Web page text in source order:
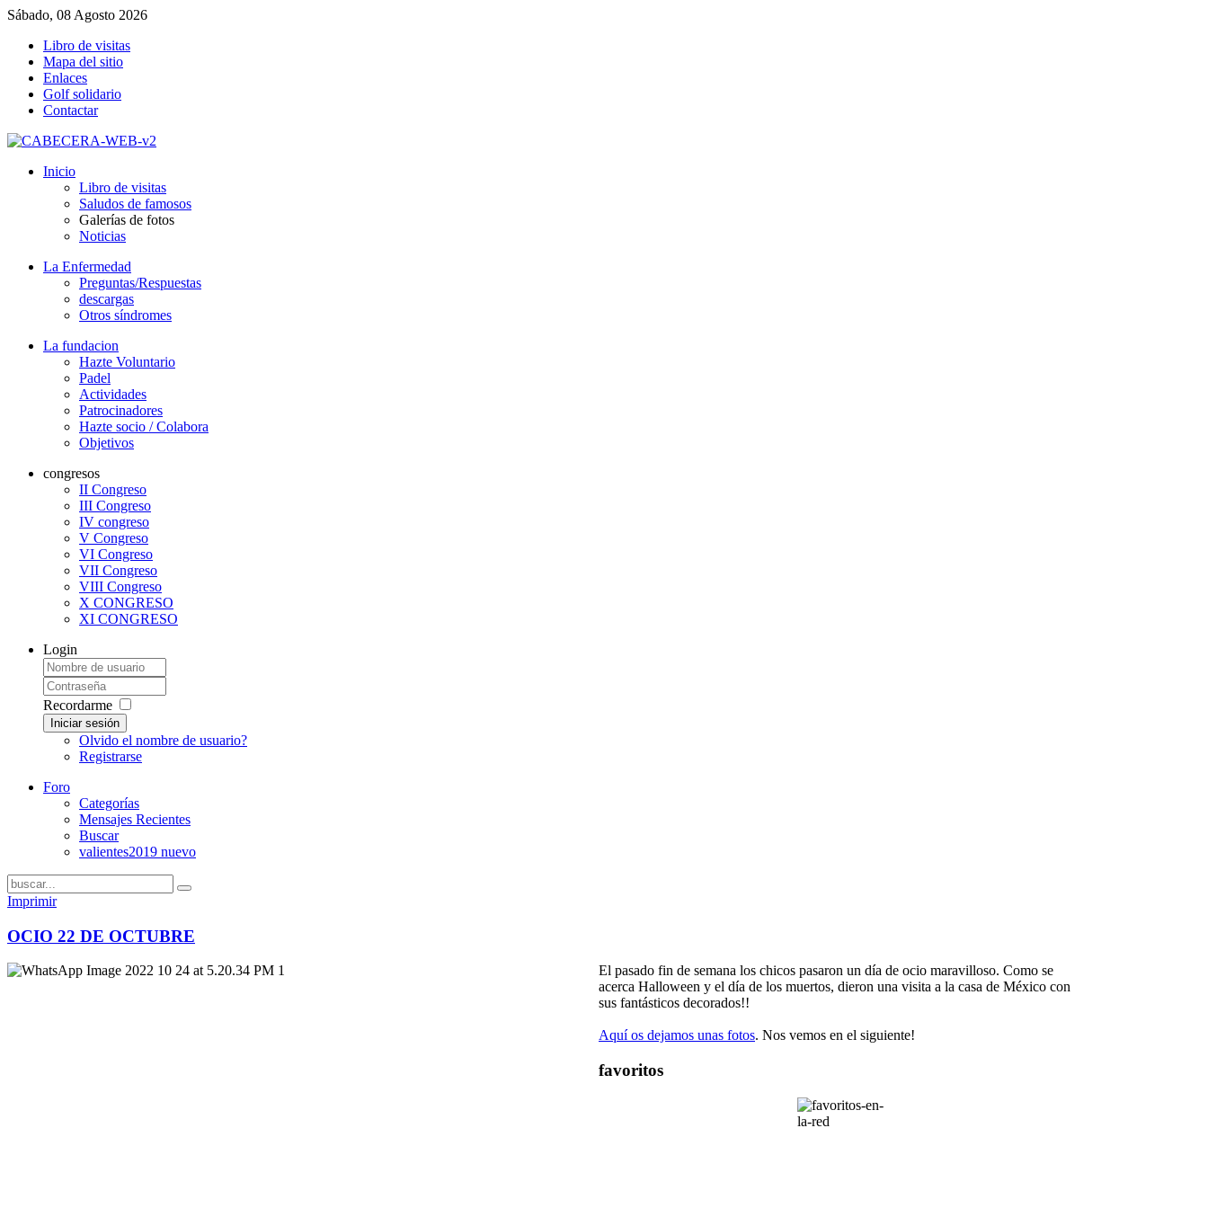
Sábado, 08 Agosto 2026
Libro de visitas
Mapa del sitio
Enlaces
Golf solidario
Contactar
Inicio
Libro de visitas
Saludos de famosos
Galerías de fotos
Noticias
La Enfermedad
Preguntas/Respuestas
descargas
Otros síndromes
La fundacion
Hazte Voluntario
Padel
Actividades
Patrocinadores
Hazte socio / Colabora
Objetivos
congresos
II Congreso
III Congreso
IV congreso
V Congreso
VI Congreso
VII Congreso
VIII Congreso
X CONGRESO
XI CONGRESO
Login
Recordarme
Iniciar sesión
Olvido el nombre de usuario?
Registrarse
Foro
Categorías
Mensajes Recientes
Buscar
valientes2019 nuevo
Imprimir
OCIO 22 DE OCTUBRE
El pasado fin de semana los chicos pasaron un día de ocio maravilloso. Como se
acerca Halloween y el día de los muertos, dieron una visita a la casa de México con
sus fantásticos decorados!!
Aquí os dejamos unas fotos. Nos vemos en el siguiente!
favoritos